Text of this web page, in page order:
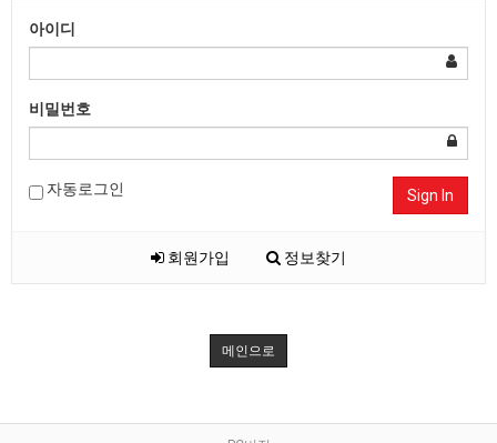
아이디
비밀번호
자동로그인 Sign In
회원가입 정보찾기
메인으로